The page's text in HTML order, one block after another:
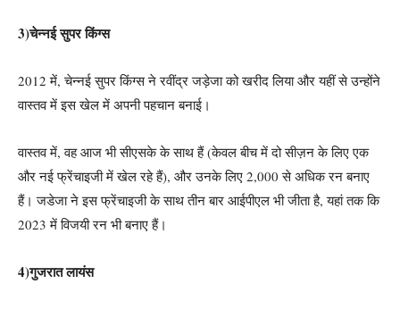
3)चेन्नई सुपर किंग्स
2012 में, चेन्नई सुपर किंग्स ने रवींद्र जड़ेजा को खरीद लिया और यहीं से उन्होंने
वास्तव में इस खेल में अपनी पहचान बनाई।
वास्तव में, वह आज भी सीएसके के साथ हैं (केवल बीच में दो सीज़न के लिए एक
और नई फ्रेंचाइजी में खेल रहे हैं), और उनके लिए 2,000 से अधिक रन बनाए
हैं। जडेजा ने इस फ्रेंचाइजी के साथ तीन बार आईपीएल भी जीता है, यहां तक ​​कि
2023 में विजयी रन भी बनाए हैं।
4)गुजरात लायंस